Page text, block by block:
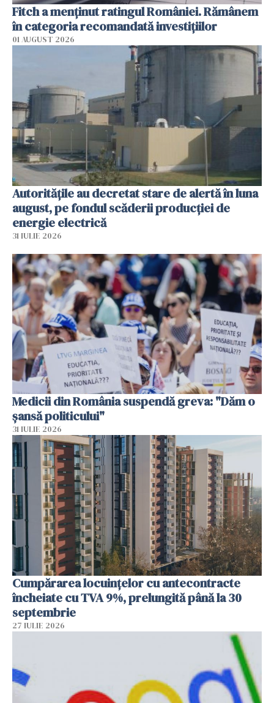
Fitch a menţinut ratingul României. Rămânem
în categoria recomandată investiţiilor
01 AUGUST 2026
Autoritățile au decretat stare de alertă în luna
august, pe fondul scăderii producţiei de
energie electrică
31 IULIE 2026
Medicii din România suspendă greva: "Dăm o
șansă politicului"
31 IULIE 2026
Cumpărarea locuinţelor cu antecontracte
încheiate cu TVA 9%, prelungită până la 30
septembrie
27 IULIE 2026